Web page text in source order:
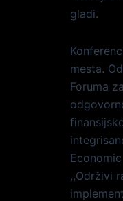
gladi.
mesta.
Foruma
,,Održivi